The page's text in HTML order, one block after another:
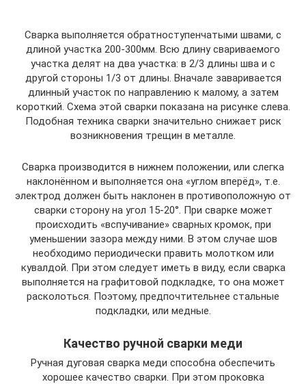
Сварка выполняется обратноступенчатыми швами, с
длиной участка 200-300мм. Всю длину свариваемого
участка делят на два участка: в 2/3 длины шва и с
другой стороны 1/3 от длины. Вначале заваривается
длинный участок по направлению к малому, а затем
короткий. Схема этой сварки показана на рисунке слева.
Подобная техника сварки значительно снижает риск
возникновения трещин в металле.
Сварка производится в нижнем положении, или слегка
наклонённом и выполняется она «углом вперёд», т.е.
электрод должен быть наклонен в противоположную от
сварки сторону на угол 15-20°. При сварке может
происходить «вспучивание» сварных кромок, при
уменьшении зазора между ними. В этом случае шов
необходимо периодически править молотком или
кувалдой. При этом следует иметь в виду, если сварка
выполняется на графитовой подкладке, то она может
расколоться. Поэтому, предпочтительнее стальные
подкладки, или медные.
Качество ручной сварки меди
Ручная дуговая сварка меди способна обеспечить
хорошее качество сварки. При этом проковка